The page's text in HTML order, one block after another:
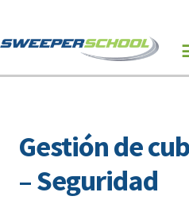
a
al
Gestión de
– Seguridad